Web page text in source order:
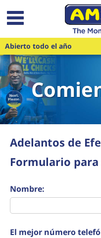
Saltar al contenido
Abierto todo el año
Adelantos de
Formulario
Nombre:
El mejor número